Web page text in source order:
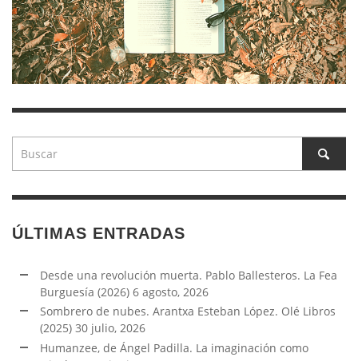
ÚLTIMAS ENTRADAS
Desde una revolución muerta. Pablo Ballesteros. La Fea
Burguesía (2026) 6 agosto, 2026
Sombrero de nubes. Arantxa Esteban López. Olé Libros
(2025) 30 julio, 2026
Humanzee, de Ángel Padilla. La imaginación como